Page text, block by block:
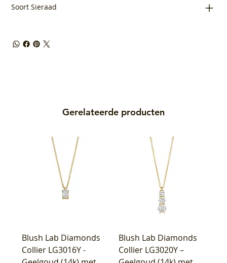
Soort Sieraad
Gerelateerde producten
Blush Lab Diamonds
Collier LG3016Y -
Blush Lab Diamonds
Collier LG3020Y –